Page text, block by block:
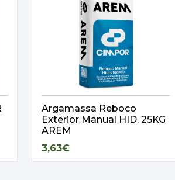
Argamassa Reboco
Exterior Manual HID. 25KG
AREM
3,63€